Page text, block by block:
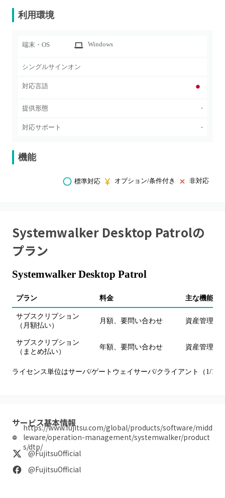
利用環境
端末・OS Windows
シングルサインオン
対応言語
提供形態 -
対応サポート -
機能
標準対応 オプション/条件付き 非対応
Systemwalker Desktop Patrolの
プラン
Systemwalker Desktop Patrol
プラン 料金 主な機能・
サブスクリプション
（月額払い）
月額、要問い合わせ 資産管理、
サブスクリプション
（まとめ払い）
年額、要問い合わせ 資産管理、
ライセンス単位はサーバ/ゲートウェイサーバ/クライアント（1/10/
サービス基本情報
https://www.fujitsu.com/global/products/software/midd
leware/operation-management/systemwalker/product
s/dtp/
@FujitsuOfficial
@FujitsuOfficial